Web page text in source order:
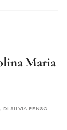
Maria
DI SILVIA PENSO